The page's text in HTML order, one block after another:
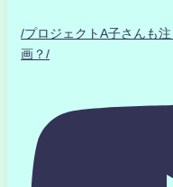
/プロジェクトA子さんも
画？/